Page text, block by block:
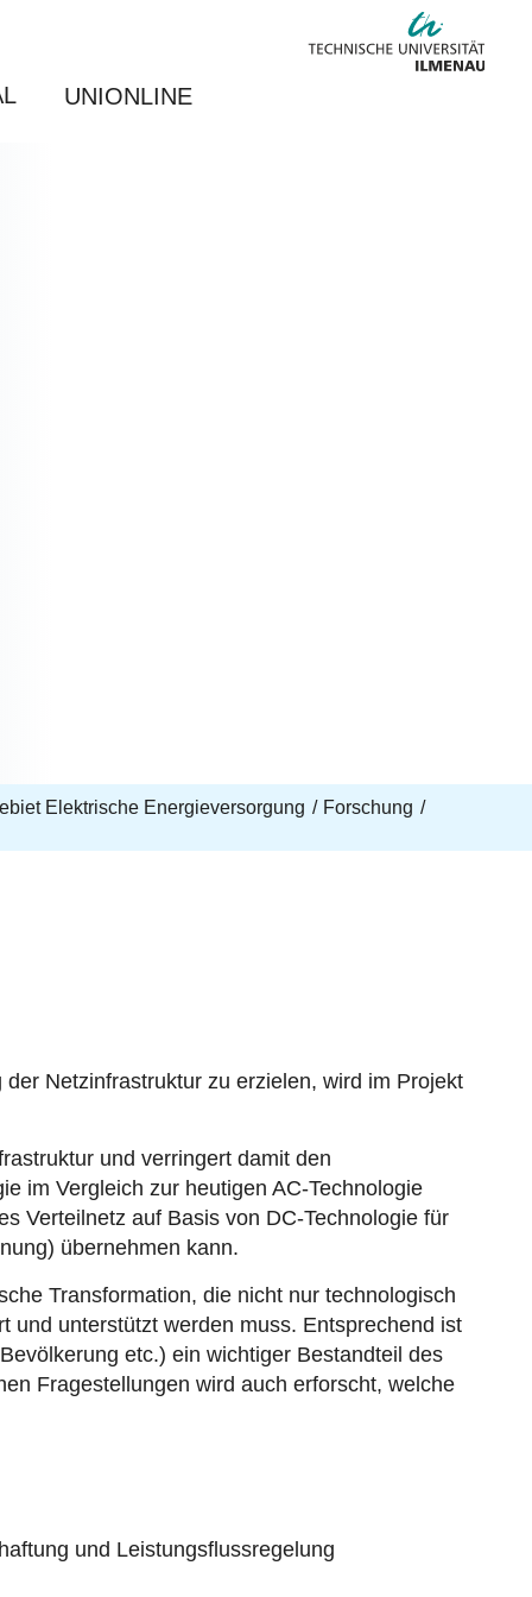
UNIONLINE
Elektrische Energieversorgung
Forschung
Netzinfrastruktur zu erzielen, wird im Projekt
und verringert damit den
im Vergleich zur heutigen AC-Technologie
Verteilnetz auf Basis von DC-Technologie für
übernehmen kann.
Transformation, die nicht nur technologisch
und unterstützt werden muss. Entsprechend ist
etc.) ein wichtiger Bestandteil des
Fragestellungen wird auch erforscht, welche
und Leistungsflussregelung